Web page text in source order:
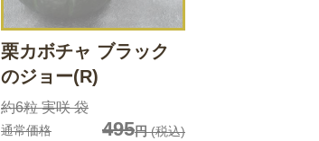
栗カボチャ ブラック
のジョー(R)
約6粒 実咲 袋
通常価格 495円(税込)